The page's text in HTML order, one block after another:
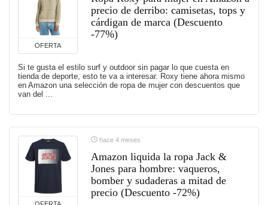
OFERTA
precio de derribo: camisetas, tops y
cárdigan de marca (Descuento
-77%)
Si te gusta el estilo surf y outdoor sin pagar lo que cuesta en
tienda de deporte, esto te va a interesar. Roxy tiene ahora mismo
en Amazon una selección de ropa de mujer con descuentos que
van del ...
hace 4 meses
Amazon liquida la ropa Jack &
Jones para hombre: vaqueros,
bomber y sudaderas a mitad de
precio (Descuento -72%)